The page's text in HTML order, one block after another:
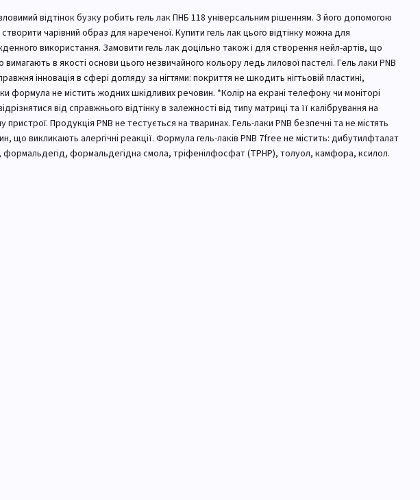
відтінок бузку робить гель лак ПНБ 118 універсальним рішенням. З його допомогою
чарівний образ для нареченої. Купити гель лак цього відтінку можна для
використання. Замовити гель лак доцільно також і для створення нейл-артів, що
вимагають в якості основи цього незвичайного кольору ледь лилової пастелі. Гель лаки PNB
інновація в сфері догляду за нігтями: покриття не шкодить нігтьовій пластині,
формула не містить жодних шкідливих речовин. *Колір на екрані телефону чи моніторі
від справжнього відтінку в залежності від типу матриці та її калібрування на
пристрої. Продукція PNB не тестується на тваринах. Гель-лаки PNB безпечні та не містять
що викликають алергічні реакції. Формула гель-лаків PNB 7free не містить: дибутилфталат
формальдегідна смола, тріфенілфосфат (TPHP), толуол, камфора, ксилол.